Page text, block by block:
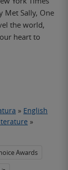
Met Sally, One
the world,
heart to
» English
»
Awards